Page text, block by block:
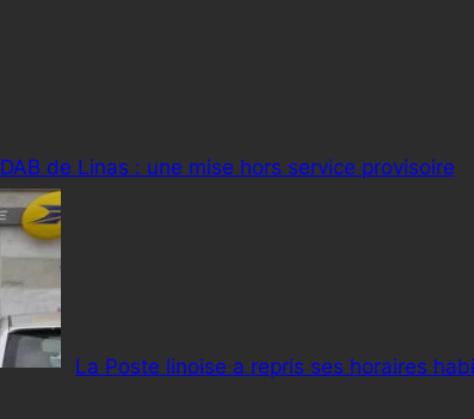
DAB de Linas : une mise hors service provisoire
La Poste linoise a repris ses horaires